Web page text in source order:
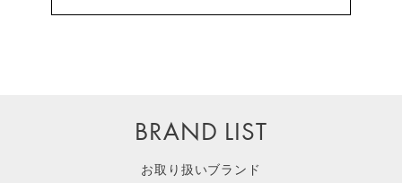
BRAND LIST
お取り扱いブランド